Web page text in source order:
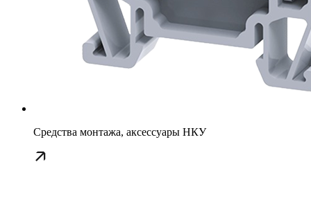
Средства монтажа, аксессуары НКУ